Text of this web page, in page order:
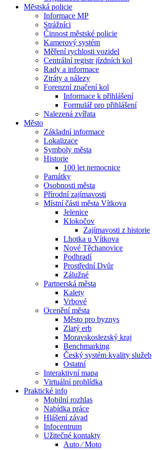
Městská policie
Informace MP
Strážníci
Činnost městské policie
Kamerový systém
Měření rychlosti vozidel
Centrální registr jízdních kol
Rady a informace
Ztráty a nálezy
Forenzní značení kol
Informace k přihlášení
Formulář pro přihlášení
Nalezená zvířata
Město
Základní informace
Lokalizace
Symboly města
Historie
100 let nemocnice
Památky
Osobnosti města
Přírodní zajímavosti
Místní části města Vítkova
Jelenice
Klokočov
Zajímavosti z historie
Lhotka u Vítkova
Nové Těchanovice
Podhradí
Prostřední Dvůr
Zálužné
Partnerská města
Kalety
Vrbové
Ocenění města
Město pro byznys
Zlatý erb
Moravskoslezský kraj
Benchmarking
Český systém kvality služeb
Ostatní
Interaktivní mapa
Virtuální prohlídka
Praktické info
Mobilní rozhlas
Nabídka práce
Hlášení závad
Infocentrum
Užitečné kontakty
Auto ⁄ Moto